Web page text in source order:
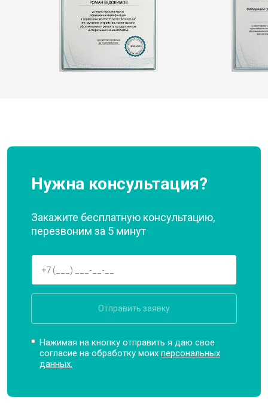
Нужна консультация?
Закажите бесплатную консультацию,
перезвоним за 5 минут
Отправить заявку
Нажимая на кнопку отправить я даю свое
согласие на обработку моихперсональных
данных.